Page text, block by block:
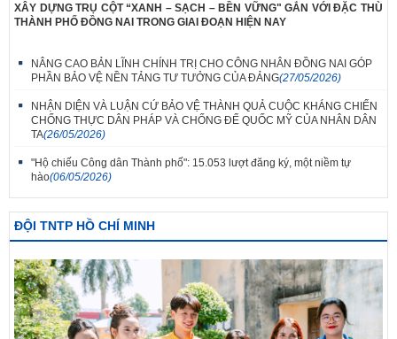
XÂY DỰNG TRỤ CỘT “XANH – SẠCH – BỀN VỮNG" GẮN VỚI ĐẶC THÙ
THÀNH PHỐ ĐỒNG NAI TRONG GIAI ĐOẠN HIỆN NAY
NÂNG CAO BẢN LĨNH CHÍNH TRỊ CHO CÔNG NHÂN ĐỒNG NAI GÓP
PHẦN BẢO VỆ NỀN TẢNG TƯ TƯỞNG CỦA ĐẢNG(27/05/2026)
NHẬN DIỆN VÀ LUẬN CỨ BẢO VỆ THÀNH QUẢ CUỘC KHÁNG CHIẾN
CHỐNG THỰC DÂN PHÁP VÀ CHỐNG ĐẾ QUỐC MỸ CỦA NHÂN DÂN
TA(26/05/2026)
"Hộ chiếu Công dân Thành phố": 15.053 lượt đăng ký, một niềm tự
hào(06/05/2026)
ĐỘI TNTP HỒ CHÍ MINH